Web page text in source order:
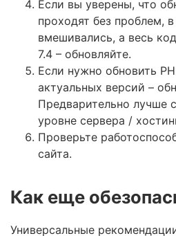
Если вы уверены, что
проходят без проблем,
вмешивались, а весь
7.4 – обновляйте.
Если нужно обновить
актуальных версий –
Предварительно лучше
уровне сервера /
Проверьте
сайта.
Как еще
Универсальные